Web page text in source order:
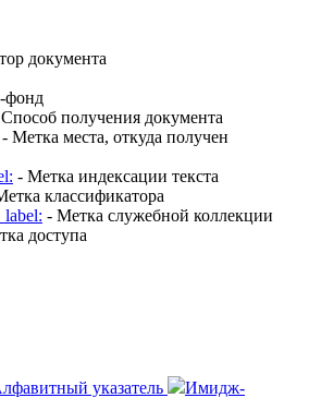
документа
фонд
получения документа
- Метка места, откуда получен
- Метка индексации текста
классификатора
- Метка служебной коллекции
доступа
указатель
Имидж-